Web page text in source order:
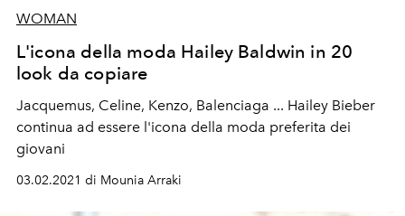
WOMAN
L'icona della moda Hailey Baldwin in 20
look da copiare
Jacquemus, Celine, Kenzo, Balenciaga ... Hailey Bieber
continua ad essere l'icona della moda preferita dei
giovani
03.02.2021 di Mounia Arraki